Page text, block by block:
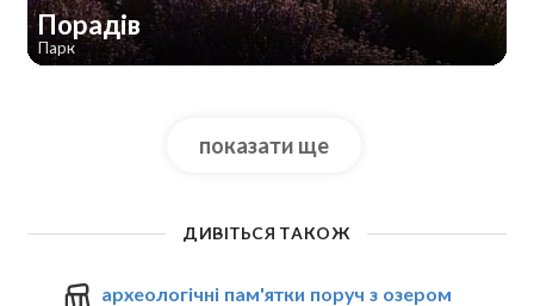
Порадів
Парк
показати ще
ДИВІТЬСЯ ТАКОЖ
археологічні пам'ятки поруч з озером